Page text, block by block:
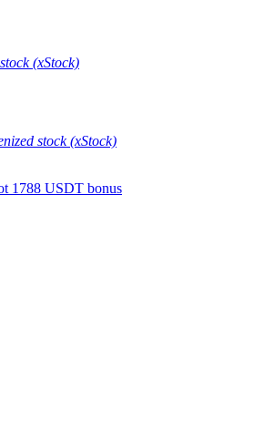
to Share 25000 USDT prize pool!
& Win
Users
Win 500,000 USDT
(xStock)
stock (xStock)
1788 USDT bonus